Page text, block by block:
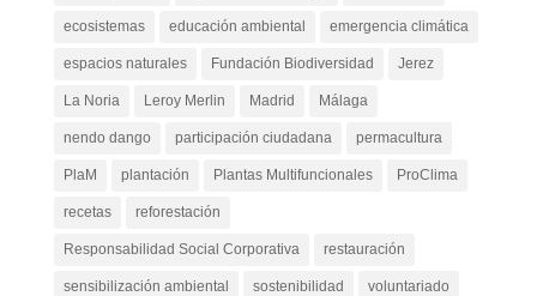
ecosistemas educación ambiental emergencia climática
espacios naturales Fundación Biodiversidad Jerez
La Noria Leroy Merlin Madrid Málaga
nendo dango participación ciudadana permacultura
PlaM plantación Plantas Multifuncionales ProClima
recetas reforestación
Responsabilidad Social Corporativa restauración
sensibilización ambiental sostenibilidad voluntariado